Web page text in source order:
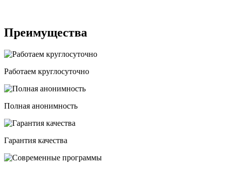
Преимущества
Работаем круглосуточно
Полная анонимность
Гарантия качества